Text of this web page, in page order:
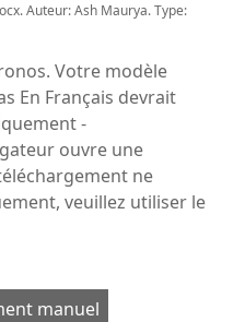
Auteur: Ash Maurya. Type:
Votre modèle
En Français devrait
-
ouvre une
ne
veuillez utiliser le
manuel